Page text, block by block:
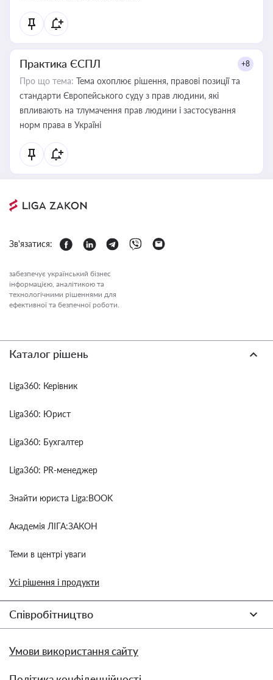
Практика ЄСПЛ +8
Про що тема: Тема охоплює рішення, правові позиції та
стандарти Європейського суду з прав людини, які
впливають на тлумачення прав людини і застосування
норм права в Україні
Зв'язатися:
забезпечує український бізнес
інформацією, аналітикою та
технологічними рішеннями для
ефективної та безпечної роботи.
Каталог рішень
Liga360: Керівник
Liga360: Юрист
Liga360: Бухгалтер
Liga360: PR-менеджер
Знайти юриста Liga:BOOK
Академія ЛІГА:ЗАКОН
Теми в центрі уваги
Усі рішення і продукти
Співробітництво
Умови використання сайту